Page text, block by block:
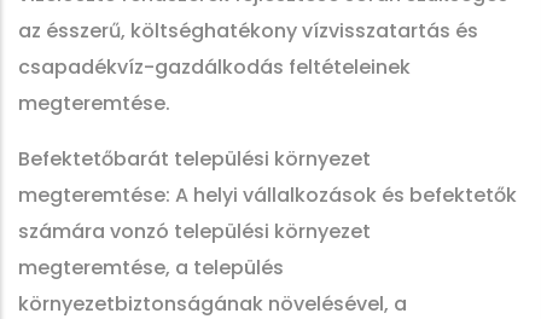
az ésszerű, költséghatékony vízvisszatartás és
csapadékvíz-gazdálkodás feltételeinek
megteremtése.
Befektetőbarát települési környezet
megteremtése: A helyi vállalkozások és befektetők
számára vonzó települési környezet
megteremtése, a település
környezetbiztonságának növelésével, a